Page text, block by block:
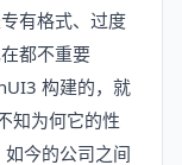
有格式、过度
都不重要
构建的，就
知为何它的性
今的公司之间